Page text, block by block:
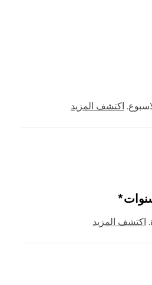
اكتشف المزيد
اكتشف المزيد